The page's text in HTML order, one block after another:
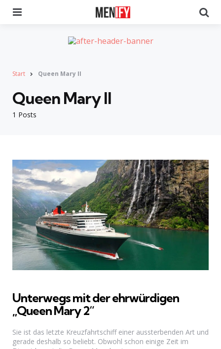
Start Queen Mary II
1 Posts
Queen Mary II
Unterwegs mit der ehrwürdigen
„Queen Mary 2“
Sie ist das letzte Kreuzfahrtschiff einer aussterbenden Art und
gerade deshalb so beliebt. Obwohl schon einige Zeit im